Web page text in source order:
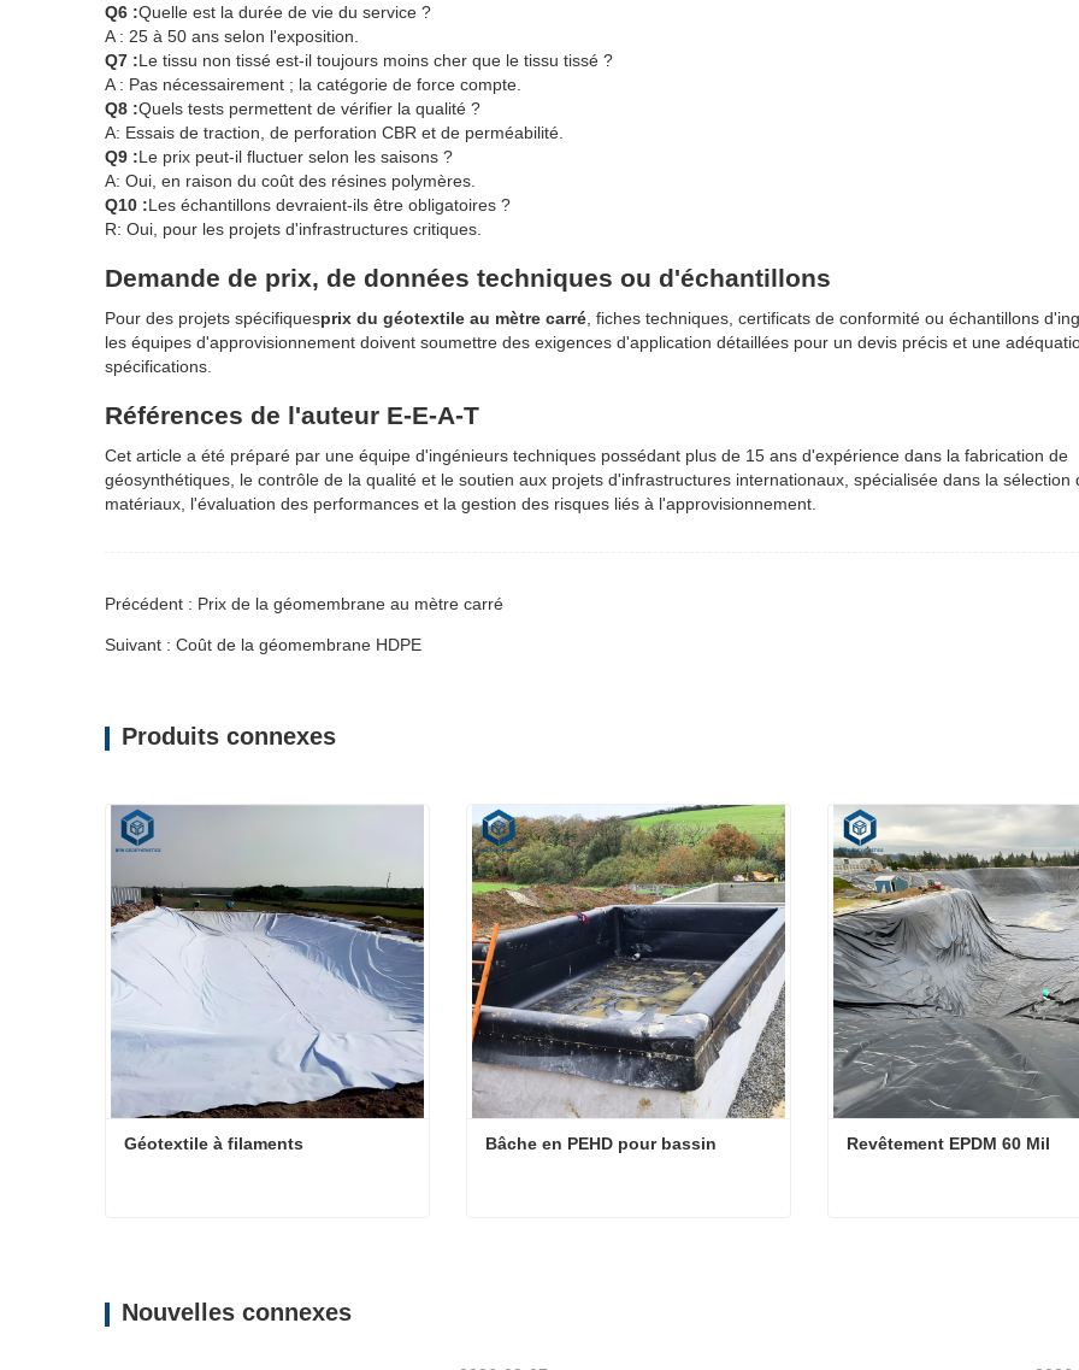
Q6 :Quelle est la durée de vie du service ?
A : 25 à 50 ans selon l'exposition.
Q7 :Le tissu non tissé est-il toujours moins cher que le tissu tissé ?
A : Pas nécessairement ; la catégorie de force compte.
Q8 :Quels tests permettent de vérifier la qualité ?
A: Essais de traction, de perforation CBR et de perméabilité.
Q9 :Le prix peut-il fluctuer selon les saisons ?
A: Oui, en raison du coût des résines polymères.
Q10 :Les échantillons devraient-ils être obligatoires ?
R: Oui, pour les projets d'infrastructures critiques.
Demande de prix, de données techniques ou d'échantillons
Pour des projets spécifiquesprix du géotextile au mètre carré , fiches techniques, certificats de conformité ou échantillons
les équipes d'approvisionnement doivent soumettre des exigences d'application détaillées pour un devis précis et une
spécifications.
Références de l'auteur E-E-A-T
Cet article a été préparé par une équipe d'ingénieurs techniques possédant plus de 15 ans d'expérience dans la fabrication de
géosynthétiques, le contrôle de la qualité et le soutien aux projets d'infrastructures internationaux, spécialisée dans la sélection
matériaux, l'évaluation des performances et la gestion des risques liés à l'approvisionnement.
Précédent : Prix ​​de la géomembrane au mètre carré
Suivant : Coût de la géomembrane HDPE
Produits connexes
Géotextile à filaments Bâche en PEHD pour bassin Revêtement EPDM 60 Mil
Nouvelles connexes